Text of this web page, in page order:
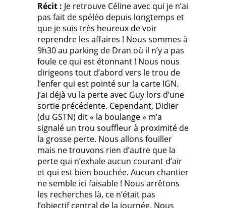
Récit : Je retrouve Céline avec qui je n’ai
pas fait de spéléo depuis longtemps et
que je suis très heureux de voir
reprendre les affaires ! Nous sommes à
9h30 au parking de Dran où il n’y a pas
foule ce qui est étonnant ! Nous nous
dirigeons tout d’abord vers le trou de
l’enfer qui est pointé sur la carte IGN.
J’ai déjà vu la perte avec Guy lors d’une
sortie précédente. Cependant, Didier
(du GSTN) dit « la boulange » m’a
signalé un trou souffleur à proximité de
la grosse perte. Nous allons fouiller
mais ne trouvons rien d’autre que la
perte qui n’exhale aucun courant d’air
et qui est bien bouchée. Aucun chantier
ne semble ici faisable ! Nous arrêtons
les recherches là, ce n’était pas
l’objectif central de la journée. Nous